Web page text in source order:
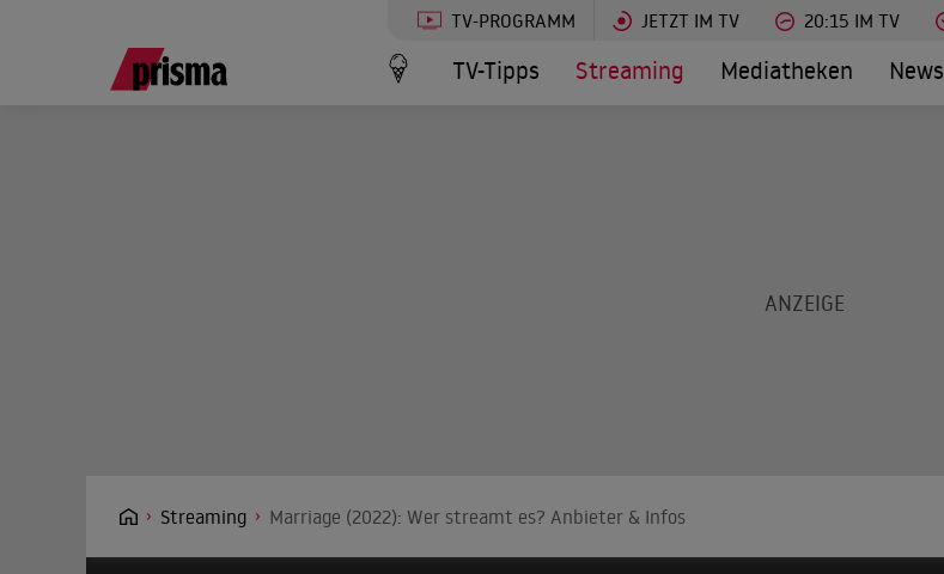
TV-PROGRAMM JETZT IM TV 20:15 IM TV
TV-Tipps Streaming Mediatheken News
Streaming Marriage (2022): Wer streamt es? Anbieter & Infos